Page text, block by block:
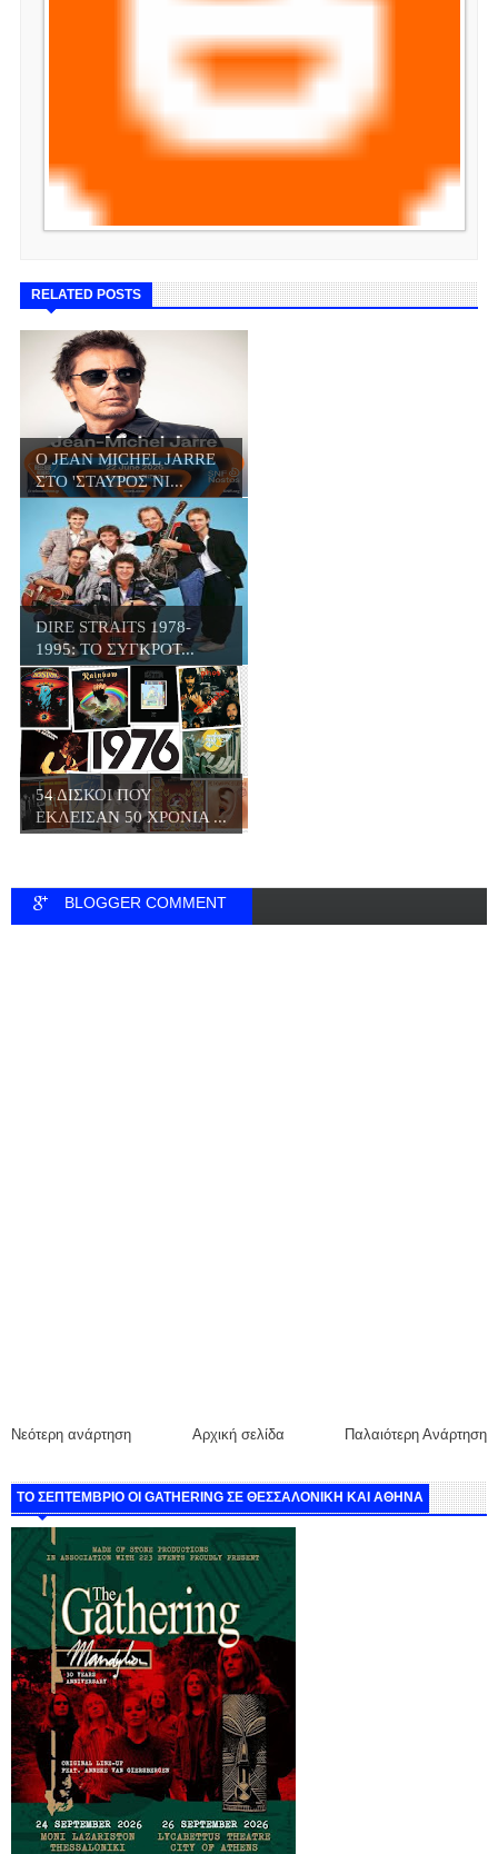
RELATED POSTS
Ο JΕΑN MICHEL JARRE
ΣΤΟ 'ΣΤΑΥΡΟΣ ΝΙ...
DIRE STRAITS 1978-
1995: ΤΟ ΣΥΓΚΡΟΤ...
54 ΔΙΣΚΟΙ ΠΟΥ
ΕΚΛΕΙΣΑΝ 50 ΧΡΟΝΙΑ ...
BLOGGER COMMENT
Νεότερη ανάρτηση Παλαιότερη Ανάρτηση
Αρχική σελίδα
ΤΟ ΣΕΠΤΕΜΒΡΙΟ ΟΙ GATHERING ΣΕ ΘΕΣΣΑΛΟΝΙΚΗ ΚΑΙ ΑΘΗΝΑ